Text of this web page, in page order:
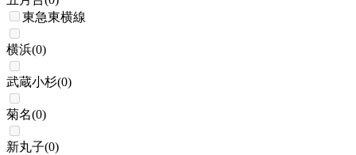
東急東横線
横浜(0)
武蔵小杉(0)
菊名(0)
新丸子(0)